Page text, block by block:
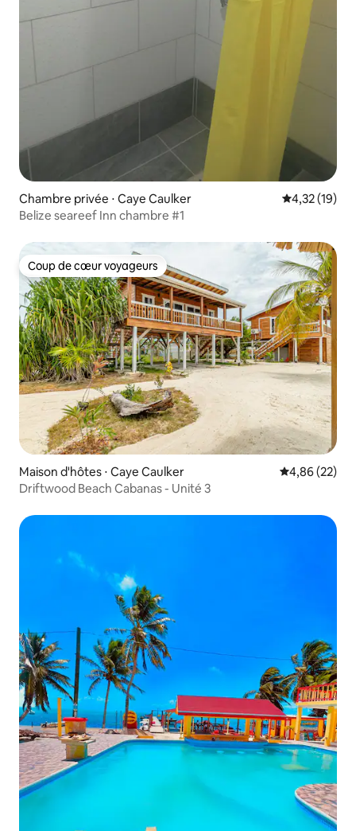
Chambre privée ⋅ Caye Caulker Évaluation
4,32 (19)
Belize seareef Inn chambre #1
Coup de cœur voyageurs
Coup de cœur voyageurs
Maison d'hôtes ⋅ Caye Caulker Évaluation
4,86 (22)
Driftwood Beach Cabanas - Unité 3